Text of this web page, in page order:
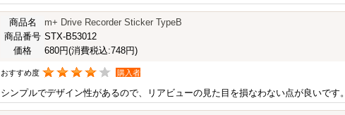
商品名
m+ Drive Recorder Sticker TypeB
商品番号 STX-B53012
価格
680円(消費税込:748円)
おすすめ度 購入者
シンプルでデザイン性があるので、リアビューの見た目を損なわない点が良いです。